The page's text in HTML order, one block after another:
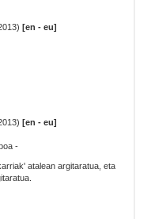
[en - eu]
[en - eu]
-
atalean argitaratua, eta